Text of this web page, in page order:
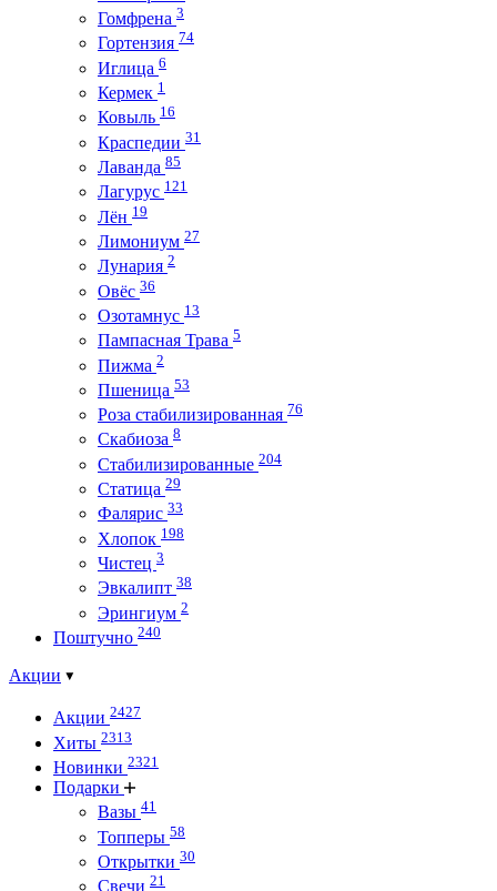
Гомфрена 3
Гортензия 74
Иглица 6
Кермек 1
Ковыль 16
Краспедии 31
Лаванда 85
Лагурус 121
Лён 19
Лимониум 27
Лунария 2
Овёс 36
Озотамнус 13
Пампасная Трава 5
Пижма 2
Пшеница 53
Роза стабилизированная 76
Скабиоза 8
Стабилизированные 204
Статица 29
Фалярис 33
Хлопок 198
Чистец 3
Эвкалипт 38
Эрингиум 2
Поштучно 240
Акции
Акции 2427
Хиты 2313
Новинки 2321
Подарки
Вазы 41
Топперы 58
Открытки 30
Свечи 21